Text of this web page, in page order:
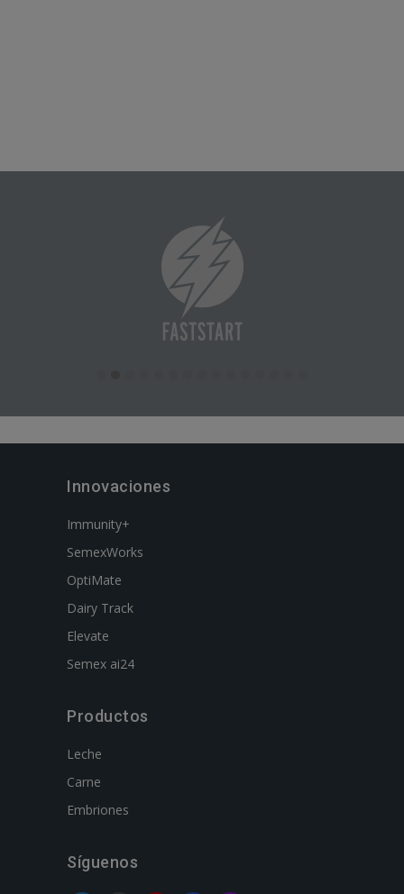
Innovaciones
Immunity+
SemexWorks
OptiMate
Dairy Track
Elevate
Semex ai24
Productos
Leche
Carne
Embriones
Síguenos